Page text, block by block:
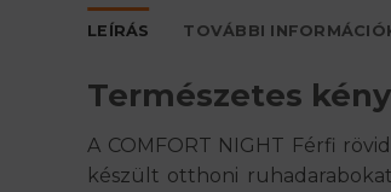
LEÍRÁS TOVÁBBI
Természetes
A COMFORT NIGHT Férfi
készült otthoni